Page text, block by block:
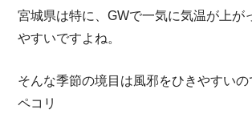
宮城県は特に、GWで一気に気温が上が
やすいですよね。
そんな季節の境目は風邪をひきやすい
ペコリ